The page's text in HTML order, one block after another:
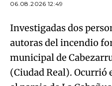
municipal de
(Ciudad Real). Ocurrió
el paraje de La
La investigación
directamente